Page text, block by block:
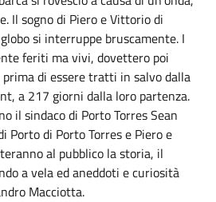
Il sogno di Piero e Vittorio di
si interruppe bruscamente. I
feriti ma vivi, dovettero poi
di essere tratti in salvo dalla
a 217 giorni dalla loro partenza.
il sindaco di Porto Torres Sean
Porto di Porto Torres e Piero e
al pubblico la storia, il
a vela ed aneddoti e curiosità
Macciotta.